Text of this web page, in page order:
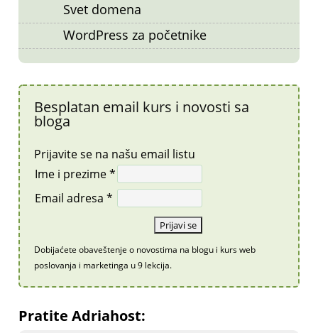
Svet domena
WordPress za početnike
Besplatan email kurs i novosti sa
bloga
Prijavite se na našu email listu
Ime i prezime *
Email adresa *
Dobijaćete obaveštenje o novostima na blogu i kurs web
poslovanja i marketinga u 9 lekcija.
Pratite Adriahost: